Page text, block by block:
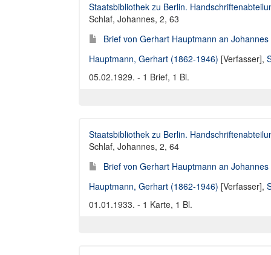
Staatsbibliothek zu Berlin.
Schlaf, Johannes, 2, 63
Brief von Gerhart Hauptmann an
Hauptmann, Gerhart (1862-1946) [Verfasser],
05.02.1929. - 1 Brief, 1 Bl.
Staatsbibliothek zu Berlin.
Schlaf, Johannes, 2, 64
Brief von Gerhart Hauptmann an
Hauptmann, Gerhart (1862-1946) [Verfasser],
01.01.1933. - 1 Karte, 1 Bl.